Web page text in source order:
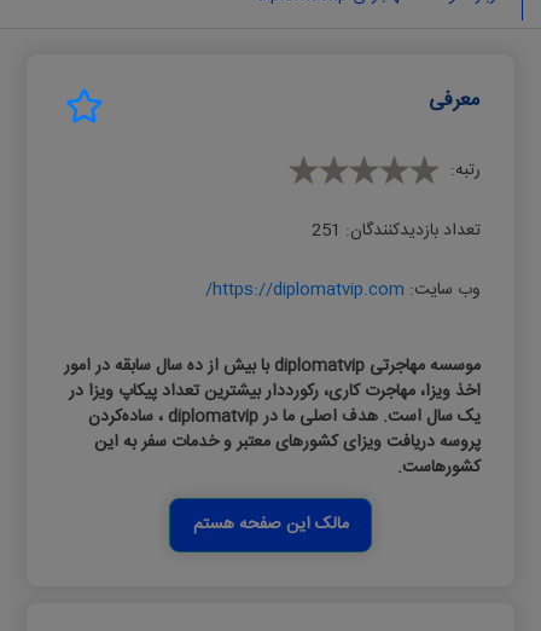
معرفی
رتبه:
تعداد بازدیدکنندگان: 251
وب سایت: https://diplomatvip.com/
موسسه مهاجرتی diplomatvip با بیش از ده سال سابقه در امور
اخذ ویزا، مهاجرت کاری، رکورددار بیشترین تعداد پیکاپ ویزا در
یک سال است. هدف اصلی ما در diplomatvip ، ساده‌کردن
پروسه دریافت ویزای کشورهای معتبر و خدمات سفر به این
کشورهاست.
مالک این صفحه هستم